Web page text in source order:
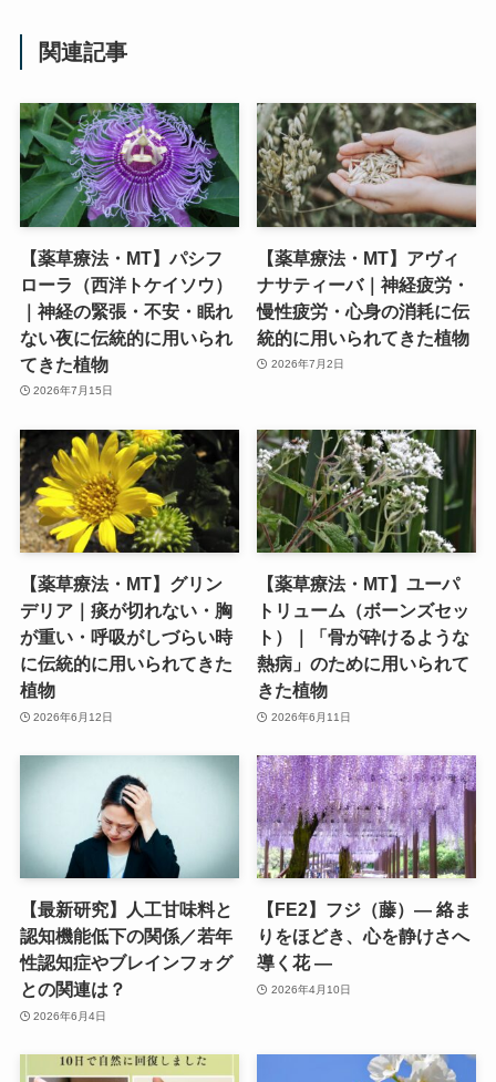
関連記事
【薬草療法・MT】パシフ
ローラ（西洋トケイソウ）
｜神経の緊張・不安・眠れ
ない夜に伝統的に用いられ
てきた植物
2026年7月15日
【薬草療法・MT】アヴィ
ナサティーバ｜神経疲労・
慢性疲労・心身の消耗に伝
統的に用いられてきた植物
2026年7月2日
【薬草療法・MT】グリン
デリア｜痰が切れない・胸
が重い・呼吸がしづらい時
に伝統的に用いられてきた
植物
2026年6月12日
【薬草療法・MT】ユーパ
トリューム（ボーンズセッ
ト）｜「骨が砕けるような
熱病」のために用いられて
きた植物
2026年6月11日
【最新研究】人工甘味料と
認知機能低下の関係／若年
性認知症やブレインフォグ
との関連は？
2026年6月4日
【FE2】フジ（藤）― 絡ま
りをほどき、心を静けさへ
導く花 ―
2026年4月10日